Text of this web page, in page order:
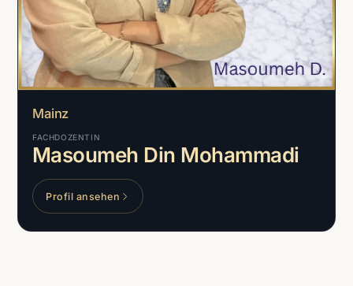
Mainz
FACHDOZENTIN
Masoumeh Din Mohammadi
Profil ansehen